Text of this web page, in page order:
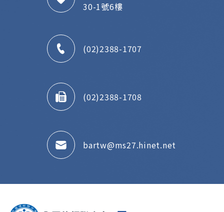
30-1號6樓
(02)2388-1707
(02)2388-1708
bartw@ms27.hinet.net